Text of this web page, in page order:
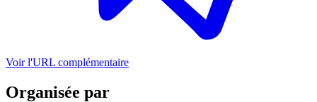
Voir l'URL complémentaire
Organisée par